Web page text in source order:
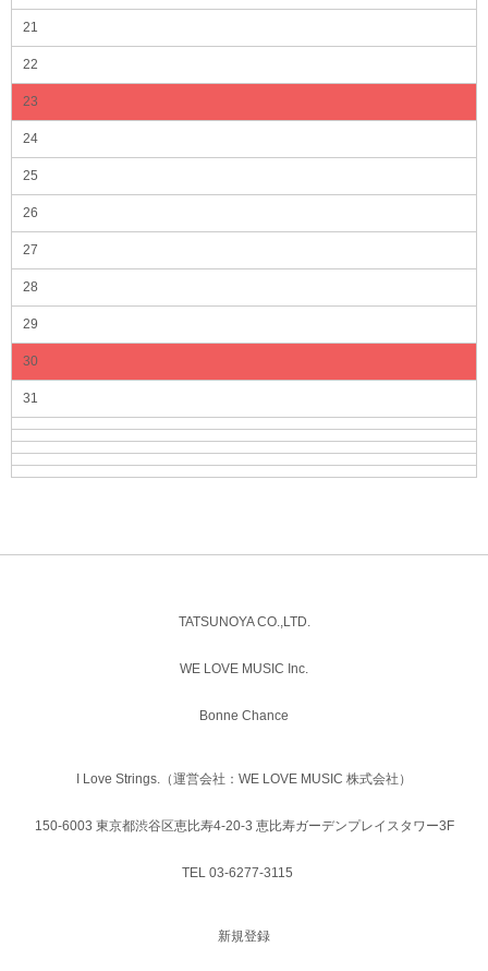
21
22
23
24
25
26
27
28
29
30
31
TATSUNOYA CO.,LTD.
WE LOVE MUSIC Inc.
Bonne Chance
I Love Strings.（運営会社：WE LOVE MUSIC 株式会社）
150-6003 東京都渋谷区恵比寿4-20-3 恵比寿ガーデンプレイスタワー3F
TEL 03-6277-3115
新規登録